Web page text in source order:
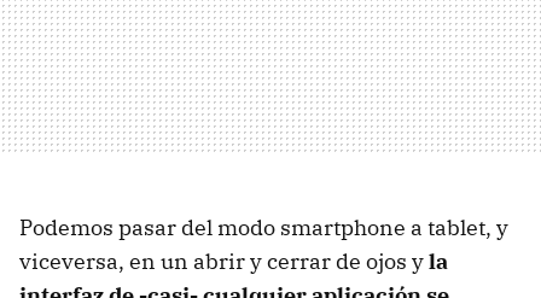
Podemos pasar del modo smartphone a tablet, y
viceversa, en un abrir y cerrar de ojos yla